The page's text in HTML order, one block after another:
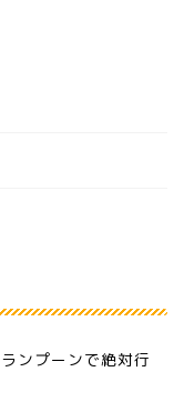
ンプーンで絶対行